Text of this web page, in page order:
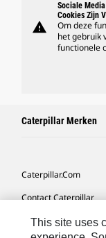
warning
Sociale Media
Cookies Zijn
Om deze
het gebruik
functionele
Caterpillar Merken
Caterpillar.com
Contact Caterpillar
Mijn
This site uses